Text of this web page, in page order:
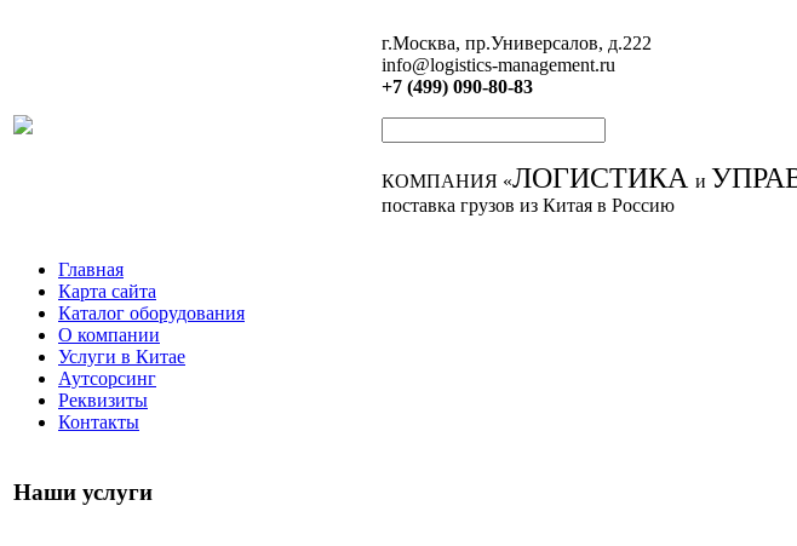
г.Москва, пр.Универсалов, д.222
info@logistics-management.ru
+7 (499) 090-80-83
КОМПАНИЯ «ЛОГИСТИКА и
поставка грузов из Китая в Россию
Главная
Карта сайта
Каталог оборудования
О компании
Услуги в Китае
Аутсорсинг
Реквизиты
Контакты
Наши услуги